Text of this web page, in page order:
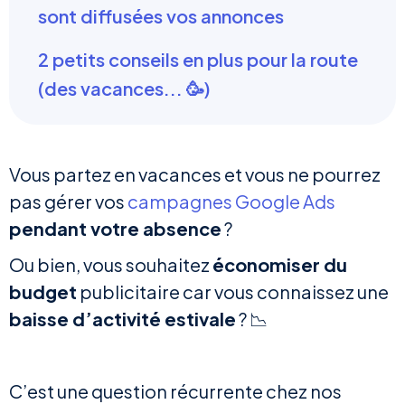
sont diffusées vos annonces
2 petits conseils en plus pour la route
(des vacances... 🥳)
Vous partez en vacances et vous ne pourrez
pas gérer vos campagnes Google Ads
pendant votre absence?
Ou bien, vous souhaitez économiser du
budget publicitaire car vous connaissez une
baisse d’activité estivale? 📉
C’est une question récurrente chez nos